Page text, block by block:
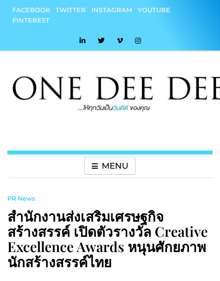
content
FACEBOOK TWITTER INSTAGRAM
YOUTUBE
PINTEREST
MENU
PR News
สำนักงานส่งเสริมเศรษฐกิจ
สร้างสรรค์ เปิดตัวรางวัล Creative
Excellence Awards หนุนศักยภาพ
นักสร้างสรรค์ไทย